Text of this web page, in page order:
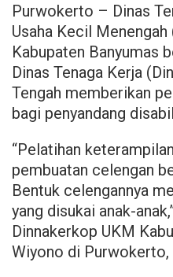
Purwokerto – Dinas
Usaha Kecil
Kabupaten Banyumas
Dinas Tenaga Kerja
Tengah memberikan
bagi penyandang
“Pelatihan
pembuatan celengan
Bentuk celengannya
yang disukai anak-
Dinnakerkop UKM
Wiyono di Purwokerto,